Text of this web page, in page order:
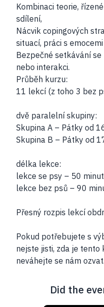
Kombinaci teorie,
sdílení,
Nácvik copingových
situací, práci s
Bezpečné setkávání
nebo interakci.
Průběh kurzu:
11 lekcí (z toho 3 bez
dvě paralelní skupiny:
Skupina A – Pátky od
Skupina B – Pátky od
délka lekce:
lekce se psy – 50 minut
lekce bez psů – 90
Přesný rozpis lekcí
Pokud potřebujete s
nejste jisti, zda je tento
neváhejte se nám
Did the